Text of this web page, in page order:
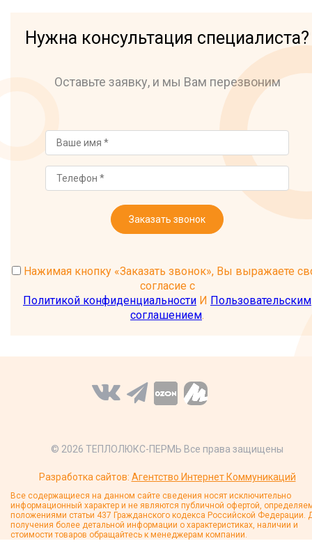
Нужна консультация специалиста?
Оставьте заявку, и мы Вам перезвоним
Заказать звонок
Нажимая кнопку «Заказать звонок», Вы выражаете
согласие с
Политикой конфиденциальности И Пользовательским
соглашением.
© 2026 ТЕПЛОЛЮКС-ПЕРМЬ Все права защищены
Разработка сайтов: Агентство Интернет Коммуникаций
Все содержащиеся на данном сайте сведения носят исключительно
информационный характер и не являются публичной офертой,
положениями статьи 437 Гражданского кодекса Российской Федерации.
получения более детальной информации о характеристиках, наличии и
стоимости товаров обращайтесь к менеджерам компании.